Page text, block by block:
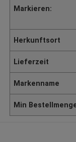
Markieren:
Herkunftsort
Lieferzeit
Markenname
Min